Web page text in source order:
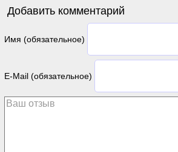
Добавить комментарий
Имя (обязательное)
E-Mail (обязательное)